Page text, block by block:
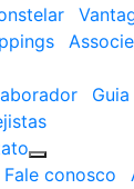
Fale conosco